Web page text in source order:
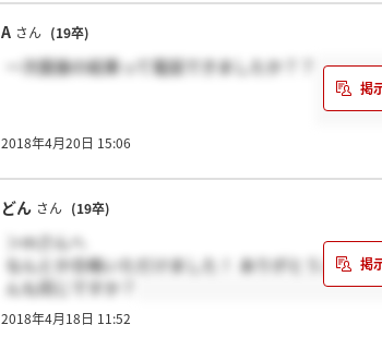
A さん (19卒)
一次面接の結果って電話できましたか？？
2018年4月20日 15:06
どん さん (19卒)
＞mさんへ
なんとか合格いただけました！ ありがとうござ
んも同じですか？
2018年4月18日 11:52